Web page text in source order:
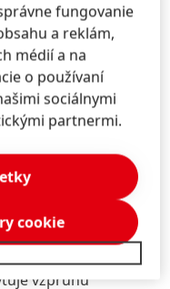
a výživu.
malinami, ružou a
, 4,99
ľalie poskytuje
s keratínom a
vzpruhu
fungovanie
a reklám,
médií a na
o používaní
sociálnymi
partnermi.
cookie